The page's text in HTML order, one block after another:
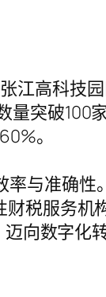
高科技园
突破100家
。
与准确性。
税服务机构
向数字化